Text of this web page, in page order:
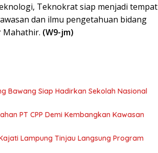
Teknokrat siap menjadi tempat
dan ilmu pengetahuan bidang
Mahathir. (W9-jm)
Bawang Siap Hadirkan Sekolah Nasional
PT CPP Demi Kembangkan Kawasan
Lampung Tinjau Langsung Program